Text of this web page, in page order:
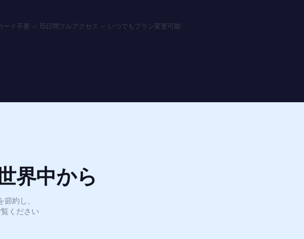
ード不要 ✓ 15日間フルアクセス ✓ いつでもプラン変更可能
界中から
約し、
ください